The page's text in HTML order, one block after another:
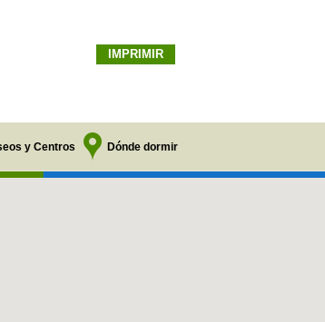
IMPRIMIR
y Centros Dónde dormir